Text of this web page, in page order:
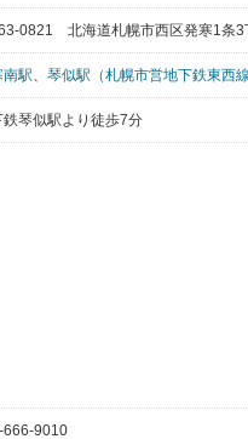
0821 北海道札幌市西区発寒1条
南駅、 琴似駅（札幌市営地下鉄東西線
鉄琴似駅より徒歩7分
666-9010